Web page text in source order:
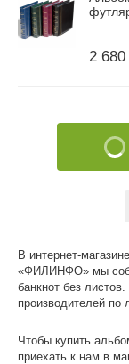
В интернет-
«ФИЛИНФО» мы
банкнот без
производителей по
Чтобы купить
приехать к нам в
2 680